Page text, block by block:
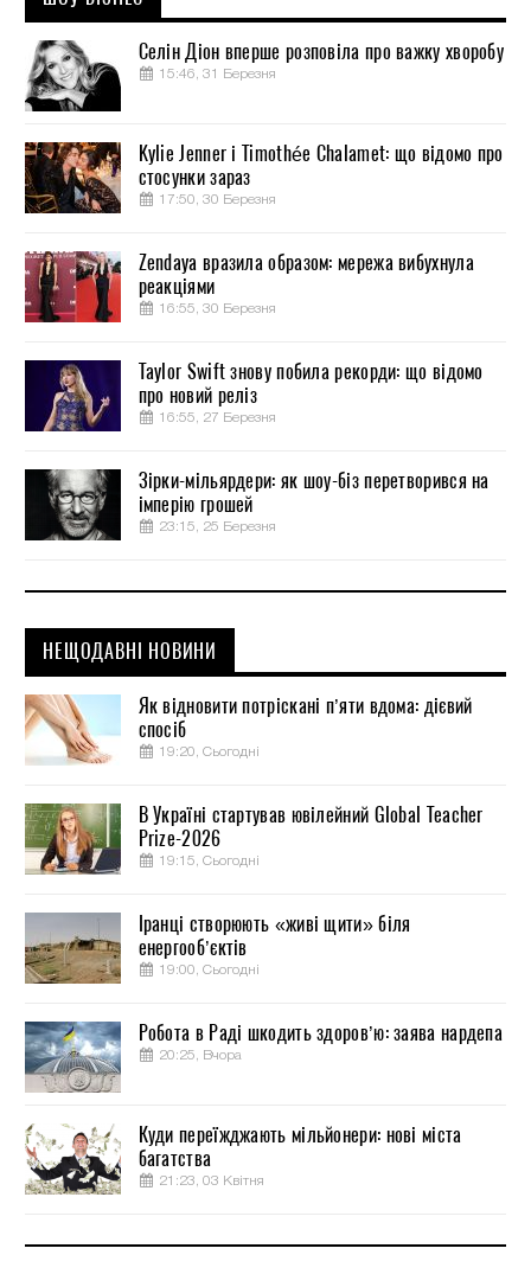
Селін Діон вперше розповіла про важку хворобу
15:46, 31 Березня
Kylie Jenner і Timothée Chalamet: що відомо про
стосунки зараз
17:50, 30 Березня
Zendaya вразила образом: мережа вибухнула
реакціями
16:55, 30 Березня
Taylor Swift знову побила рекорди: що відомо
про новий реліз
16:55, 27 Березня
Зірки-мільярдери: як шоу-біз перетворився на
імперію грошей
23:15, 25 Березня
НЕЩОДАВНІ НОВИНИ
Як відновити потріскані п’яти вдома: дієвий
спосіб
19:20, Сьогодні
В Україні стартував ювілейний Global Teacher
Prize-2026
19:15, Сьогодні
Іранці створюють «живі щити» біля
енергооб’єктів
19:00, Сьогодні
Робота в Раді шкодить здоров’ю: заява нардепа
20:25, Вчора
Куди переїжджають мільйонери: нові міста
багатства
21:23, 03 Квітня